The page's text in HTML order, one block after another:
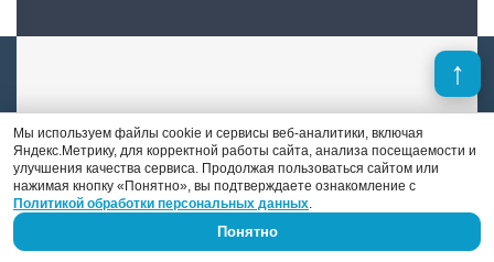
Александр Иванов
Мастер шиномонтажа и специалист по
правке дисков и полировке авто. Его стаж
работы — 9 лет.
Мы используем файлы cookie и сервисы веб-аналитики, включая
Яндекс.Метрику, для корректной работы сайта, анализа посещаемости и
улучшения качества сервиса. Продолжая пользоваться сайтом или
нажимая кнопку «Понятно», вы подтверждаете ознакомление с
Политикой обработки персональных данных.
Понятно